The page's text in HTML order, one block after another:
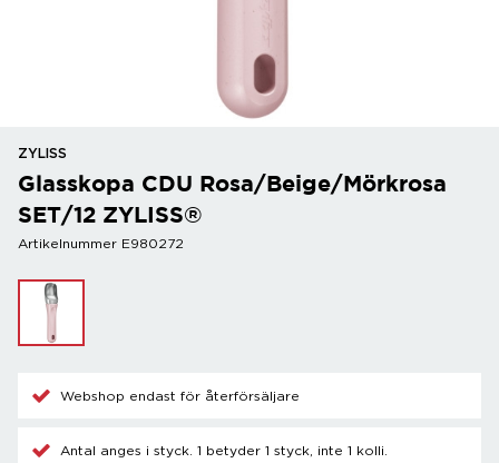
ZYLISS
Glasskopa CDU Rosa/Beige/Mörkrosa
SET/12 ZYLISS®
Artikelnummer E980272
Webshop endast för återförsäljare
Antal anges i styck. 1 betyder 1 styck, inte 1 kolli.